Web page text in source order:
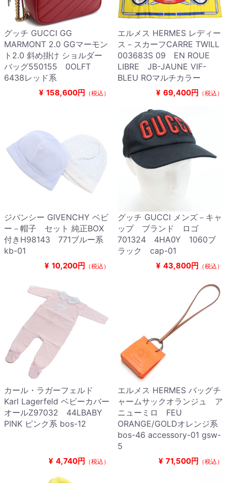
グッチ GUCCI GG
MARMONT 2.0 GGマーモン
ト2.0 斜め掛け ショルダー
バッグ550155 0OLFT
6438レッド系
¥ 158,600円 （税込）
エルメス HERMES レディー
ス－スカーフCARRE TWILL
003683S 09 EN ROUE
LIBRE JB-JAUNE VIF-
BLEU ROマルチカラー
¥ 69,400円 （税込）
ジバンシー GIVENCHY ベビ
ー－帽子 セット 純正BOX
付きH98143 771ブルー系
kb-01
¥ 10,200円 （税込）
グッチ GUCCI メンズ－キャ
ップ ブランド ロゴ
701324 4HA0Y 1060ブ
ラック cap-01
¥ 43,800円 （税込）
カール・ラガーフェルド
Karl Lagerfeld ベビーカバー
オールZ97032 44LBABY
PINK ピンク系 bos-12
¥ 4,740円 （税込）
エルメス HERMES バッグチ
ャームサックオランジュ ア
ニューミロ FEU
ORANGE/GOLDオレンジ系
bos-46 accessory-01 gsw-
5
¥ 71,500円 （税込）